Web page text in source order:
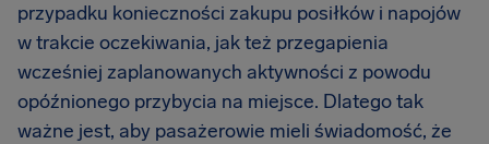
przypadku konieczności zakupu posiłków i napojów
w trakcie oczekiwania, jak też przegapienia
wcześniej zaplanowanych aktywności z powodu
opóźnionego przybycia na miejsce. Dlatego tak
ważne jest, aby pasażerowie mieli świadomość, że